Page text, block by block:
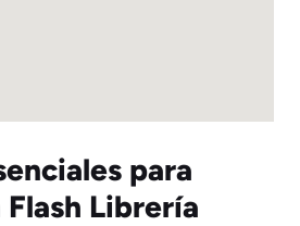
para
Librería